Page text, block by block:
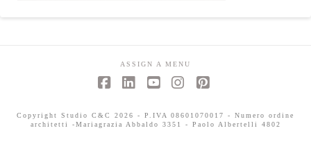
ASSIGN A MENU
Copyright Studio C&C 2026 - P.IVA 08601070017 - Numero ordine
architetti -Mariagrazia Abbaldo 3351 - Paolo Albertelli 4802